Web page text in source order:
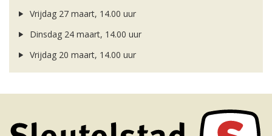
Vrijdag 27 maart, 14.00 uur
Dinsdag 24 maart, 14.00 uur
Vrijdag 20 maart, 14.00 uur